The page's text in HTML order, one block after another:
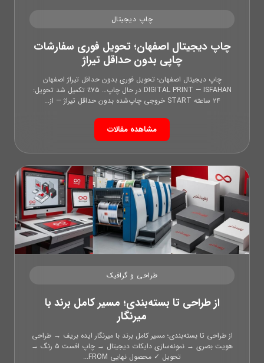
چاپ دیجیتال
چاپ دیجیتال اصفهان؛ تحویل فوری سفارشات
چاپی بدون حداقل تیراژ
چاپ دیجیتال اصفهان؛ تحویل فوری بدون حداقل تیراژ اصفهان
DIGITAL PRINT — ISFAHAN در حال چاپ… ۷۵٪ تکمیل شد تحویل:
۲۴ ساعته START خروجی چاپ‌شده بدون حداقل تیراژ — از...
مشاهده مقالات
طراحی و گرافیک
از طراحی تا بسته‌بندی؛ مسیر کامل برند با
میرنگار
از طراحی تا بسته‌بندی؛ مسیر کامل برند با میرنگار ایده بریف → طراحی
هویت بصری → نمونه‌سازی دایکات دیجیتال → چاپ افست ۵ رنگ →
تحویل ✓ محصول نهایی FROM...